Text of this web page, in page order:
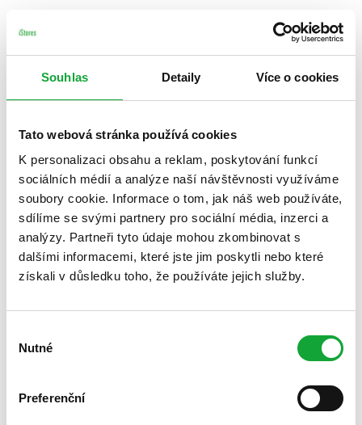
Souhlas Detaily Více o cookies
Tato webová stránka používá cookies
K personalizaci obsahu a reklam, poskytování funkcí
sociálních médií a analýze naší návštěvnosti využíváme
soubory cookie. Informace o tom, jak náš web používáte,
sdílíme se svými partnery pro sociální média, inzerci a
analýzy. Partneři tyto údaje mohou zkombinovat s
dalšími informacemi, které jste jim poskytli nebo které
získali v důsledku toho, že používáte jejich služby.
souhlasu
Nutné
Preferenční